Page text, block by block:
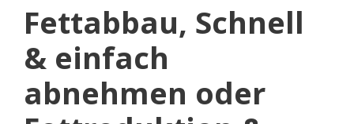
Fettabbau, Schnell
& einfach
abnehmen oder